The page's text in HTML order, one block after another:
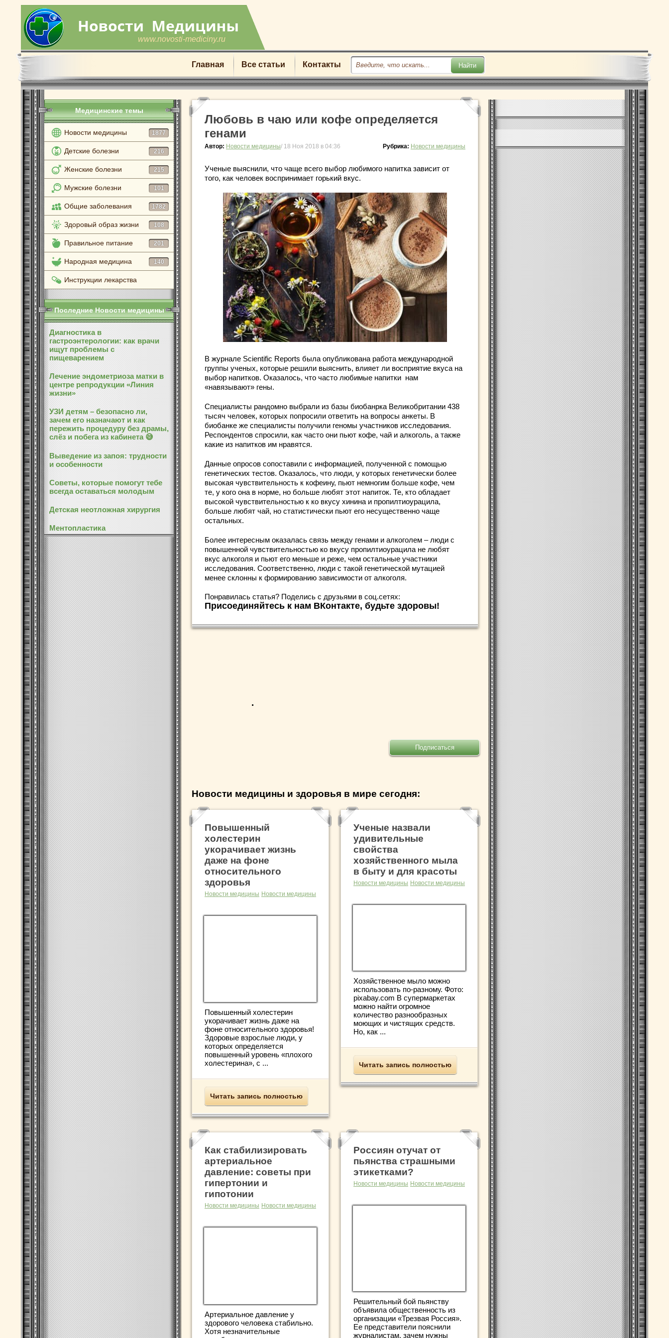
www.novosti-mediciny.ru
Главная Все статьи Контакты
Медицинские темы
Новости медицины 1877
Детские болезни 216
Женские болезни 215
Мужские болезни 101
Общие заболевания 1782
Здоровый образ жизни 108
Правильное питание 201
Народная медицина 140
Инструкции лекарства
Последние Новости медицины
Диагностика в
гастроэнтерологии: как врачи
ищут проблемы с
пищеварением
Лечение эндометриоза матки в
центре репродукции «Линия
жизни»
УЗИ детям – безопасно ли,
зачем его назначают и как
пережить процедуру без драмы,
слёз и побега из кабинета 😅
Выведение из запоя: трудности
и особенности
Советы, которые помогут тебе
всегда оставаться молодым
Детская неотложная хирургия
Ментопластика
Любовь в чаю или кофе определяется
генами
Автор: Новости медицины/ 18 Ноя 2018 в 04:36 Рубрика: Новости медицины
Ученые выяснили, что чаще всего выбор любимого напитка зависит от
того, как человек воспринимает горький вкус.
В журнале Scientific Reports была опубликована работа международной
группы ученых, которые решили выяснить, влияет ли восприятие вкуса на
выбор напитков. Оказалось, что часто любимые напитки нам
«навязывают» гены.
Специалисты рандомно выбрали из базы биобанрка Великобритании 438
тысяч человек, которых попросили ответить на вопросы анкеты. В
биобанке же специалисты получили геномы участников исследования.
Респондентов спросили, как часто они пьют кофе, чай и алкоголь, а также
какие из напитков им нравятся.
Данные опросов сопоставили с информацией, полученной с помощью
генетических тестов. Оказалось, что люди, у которых генетически более
высокая чувствительность к кофеину, пьют немногим больше кофе, чем
те, у кого она в норме, но больше любят этот напиток. Те, кто обладает
высокой чувствительностью к ко вкусу хинина и пропилтиоурацила,
больше любят чай, но статистически пьют его несущественно чаще
остальных.
Более интересным оказалась связь между генами и алкоголем – люди с
повышенной чувствительностью ко вкусу пропилтиоурацила не любят
вкус алкоголя и пьют его меньше и реже, чем остальные участники
исследования. Соответственно, люди с такой генетической мутацией
менее склонны к формированию зависимости от алкоголя.
Понравилась статья? Поделись с друзьями в соц.сетях:
Присоединяйтесь к нам ВКонтакте, будьте здоровы!
.
Новости медицины и здоровья в мире сегодня:
Повышенный
холестерин
укорачивает жизнь
даже на фоне
относительного
здоровья
Новости медицины Новости медицины
Повышенный холестерин
укорачивает жизнь даже на
фоне относительного здоровья!
Здоровые взрослые люди, у
которых определяется
повышенный уровень «плохого
холестерина», с ...
Читать запись полностью
Ученые назвали
удивительные
свойства
хозяйственного мыла
в быту и для красоты
Новости медицины Новости медицины
Хозяйственное мыло можно
использовать по-разному. Фото:
pixabay.com В супермаркетах
можно найти огромное
количество разнообразных
моющих и чистящих средств.
Но, как ...
Читать запись полностью
Как стабилизировать
артериальное
давление: советы при
гипертонии и
гипотонии
Новости медицины Новости медицины
Артериальное давление у
здорового человека стабильно.
Хотя незначительные
Россиян отучат от
пьянства страшными
этикетками?
Новости медицины Новости медицины
Решительный бой пьянству
объявила общественность из
организации «Трезвая Россия».
Ее представители пояснили
журналистам, зачем нужны